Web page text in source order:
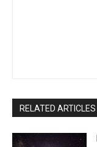
RELATED ARTICLES